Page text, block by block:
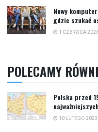
Nowy
gdzie szukać
1 CZERWCA
POLECAMY
Polska przed
10 LUTEGO 2023